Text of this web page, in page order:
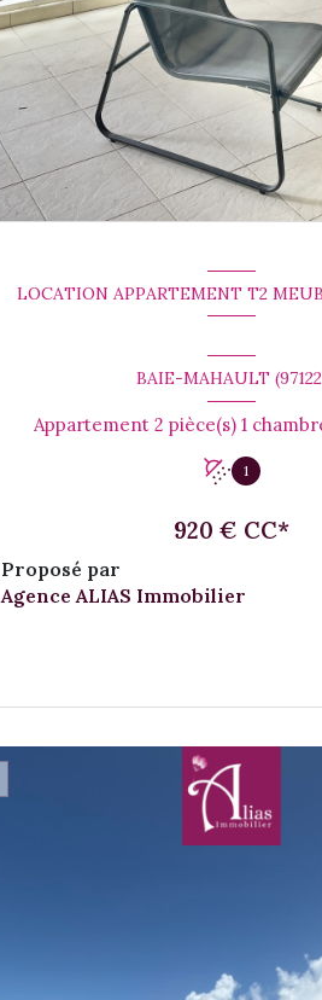
LOCATION APPARTEMENT T2
BAIE-MAHAULT
1
920 € CC*
Proposé par
Agence ALIAS Immobilier